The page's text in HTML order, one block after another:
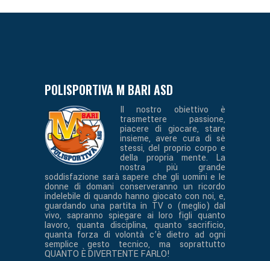
POLISPORTIVA M BARI ASD
Il nostro obiettivo è
trasmettere passione,
piacere di giocare, stare
insieme, avere cura di sè
stessi, del proprio corpo e
della propria mente. La
nostra più grande
soddisfazione sarà sapere che gli uomini e le
donne di domani conserveranno un ricordo
indelebile di quando hanno giocato con noi, e,
guardando una partita in TV o (meglio) dal
vivo, sapranno spiegare ai loro figli quanto
lavoro, quanta disciplina, quanto sacrificio,
quanta forza di volontà c’è dietro ad ogni
semplice gesto tecnico, ma soprattutto
QUANTO È DIVERTENTE FARLO!